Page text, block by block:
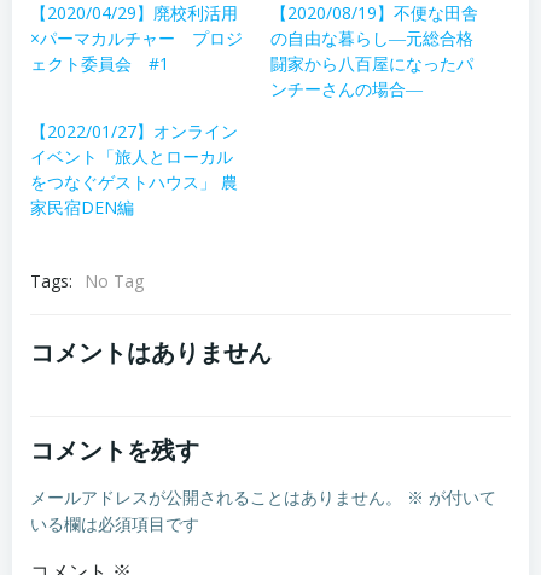
【2020/04/29】廃校利活用
×パーマカルチャー プロジ
ェクト委員会 #1
【2020/08/19】不便な田舎
の自由な暮らし―元総合格
闘家から八百屋になったパ
ンチーさんの場合―
【2022/01/27】オンライン
イベント「旅人とローカル
をつなぐゲストハウス」 農
家民宿DEN編
Tags: No Tag
コメントはありません
コメントを残す
メールアドレスが公開されることはありません。 ※ が付いて
いる欄は必須項目です